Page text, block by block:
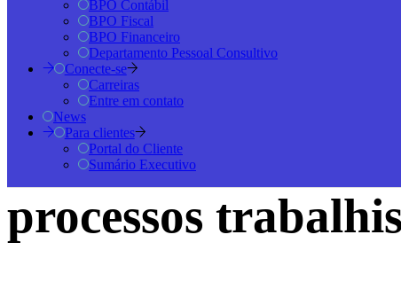
BPO Contábil
BPO Fiscal
BPO Financeiro
Departamento Pessoal Consultivo
Conecte-se
Carreiras
Entre em contato
News
Para clientes
Portal do Cliente
Sumário Executivo
processos